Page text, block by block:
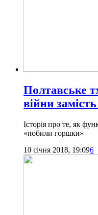
Полтавське
війни
Історія про те, як
«побили горшки»
10 січня 2018, 19:096